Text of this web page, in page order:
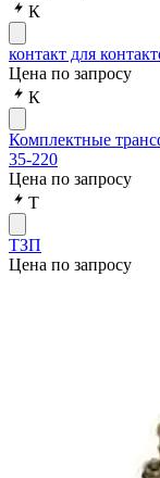
К
контакт для
Цена по запросу
К
Комплектные
35-220
Цена по запросу
Т
ТЗП
Цена по запросу